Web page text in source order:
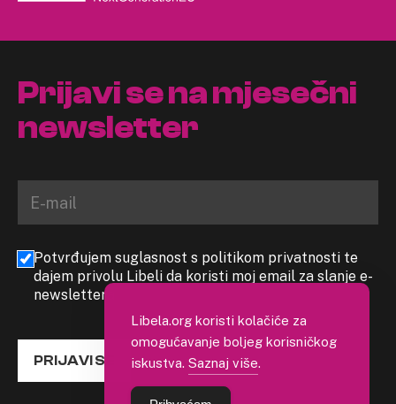
Prijavi se na mjesečni
newsletter
Potvrđujem suglasnost s politikom privatnosti te
dajem privolu Libeli da koristi moj email za slanje e-
newslettera
PRIJAVI SE
Libela.org koristi kolačiće za
omogućavanje boljeg korisničkog
iskustva. Saznaj više.